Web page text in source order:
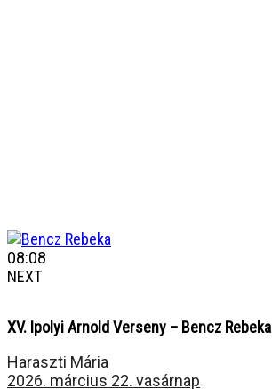
08:08
NEXT
XV. Ipolyi Arnold Verseny – Bencz Rebeka
Haraszti Mária
2026. március 22. vasárnap